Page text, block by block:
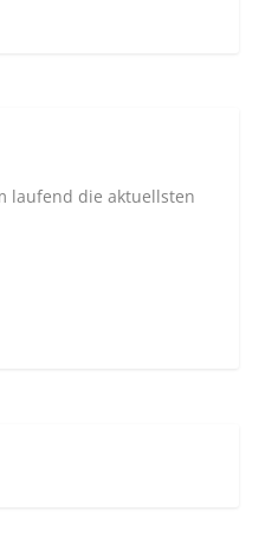
laufend die aktuellsten